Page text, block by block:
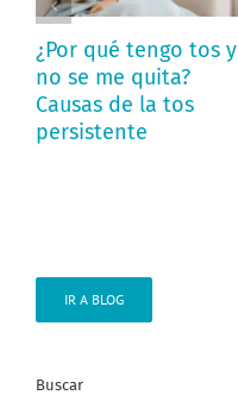
¿Por qué tengo tos y
no se me quita?
Causas de la tos
persistente
IR A BLOG
Buscar